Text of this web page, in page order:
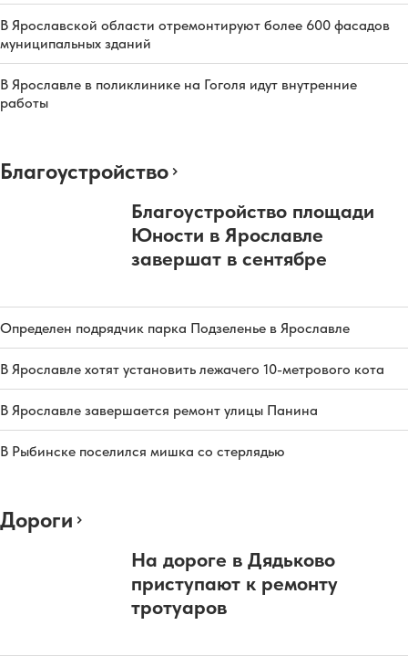
В Ярославской области отремонтируют более 600 фасадов
муниципальных зданий
В Ярославле в поликлинике на Гоголя идут внутренние
работы
Благоустройство
Благоустройство площади
Юности в Ярославле
завершат в сентябре
Определен подрядчик парка Подзеленье в Ярославле
В Ярославле хотят установить лежачего 10-метрового кота
В Ярославле завершается ремонт улицы Панина
В Рыбинске поселился мишка со стерлядью
Дороги
На дороге в Дядьково
приступают к ремонту
тротуаров